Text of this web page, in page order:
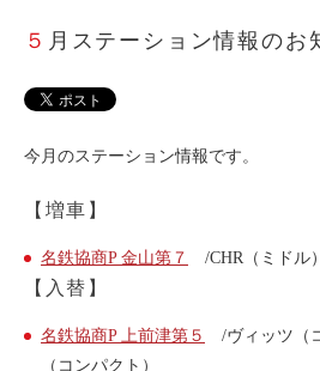
金沢エリア
カーシェアリングとは
ご利用の流れ
コストシミュレーション
ライド&カーシェア
５月ステーション情報のお
今月のステーション情報です。
【増車】
名鉄協商P 金山第７ /CHR（ミドル）
【入替】
名鉄協商P 上前津第５
/ヴィッツ（
（コンパクト）